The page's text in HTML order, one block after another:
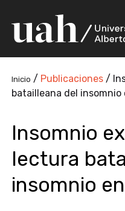
Inicio / Publicaciones /
batailleana del insomnio
Insomnio
lectura
insomnio